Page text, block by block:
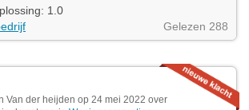
1.0
Gelezen 288
Van der heijden op 24 mei 2022 over